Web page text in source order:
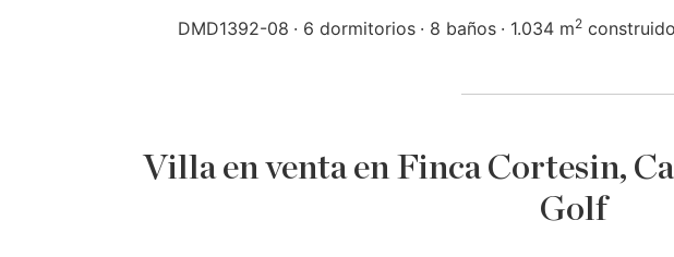
DMD1392-08 6 dormitorios 8 baños 1.034 m2construido
Villa en venta en Finca Cortesin,
Golf